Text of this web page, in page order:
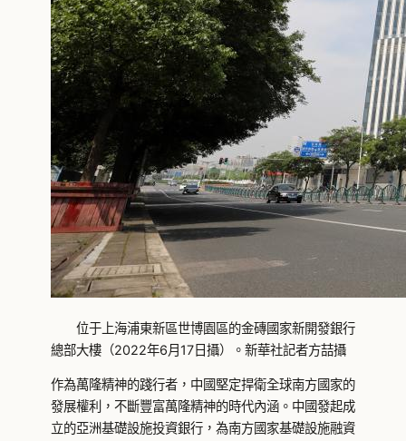
位于上海浦東新區世博園區的金磚國家新開發銀行
總部大樓（2022年6月17日攝）。新華社記者方喆攝
作為萬隆精神的踐行者，中國堅定捍衛全球南方國家的
發展權利，不斷豐富萬隆精神的時代內涵。中國發起成
立的亞洲基礎設施投資銀行，為南方國家基礎設施融資